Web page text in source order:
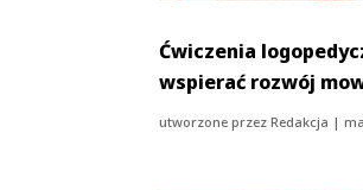
Ćwiczenia
wspierać rozwój
utworzone przezRedakcja |